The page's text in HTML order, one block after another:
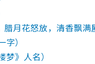
月花怒放，清香飘满
）
》人名）